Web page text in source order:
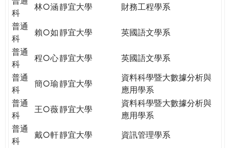
科
林○涵靜宜大學
財務工程學系
普通
科
賴○如靜宜大學
英國語文學系
普通
科
程○心靜宜大學
英國語文學系
普通
科
簡○瑜靜宜大學
資料科學暨大數據分析與
應用學系
普通
科
王○薇靜宜大學
資料科學暨大數據分析與
應用學系
普通
科
戴○軒靜宜大學
資訊管理學系